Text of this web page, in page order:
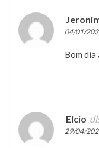
04/01/
Bom dia
Elcio
29/04/